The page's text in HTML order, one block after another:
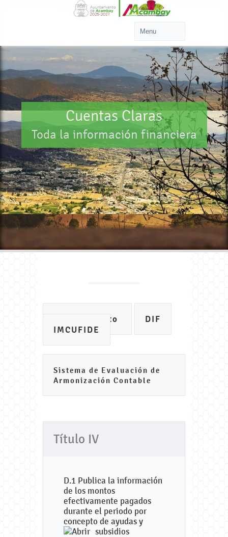
Cuentas Claras
Toda la información financiera
Ayuntamiento
DIF
IMCUFIDE
Sistema de Evaluación de
Armonización Contable
Título IV
D.1 Publica la información
de los montos
efectivamente pagados
durante el periodo por
concepto de ayudas y
subsidios